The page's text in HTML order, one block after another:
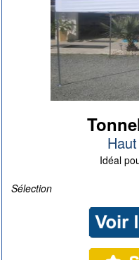
Idéal
Sélection